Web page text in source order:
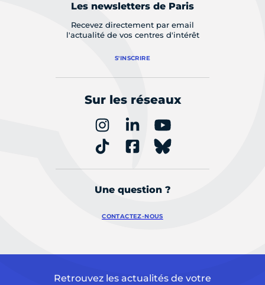
Les newsletters de Paris
Recevez directement par email
l'actualité de vos centres d'intérêt
S'INSCRIRE
Sur les réseaux
Une question ?
CONTACTEZ-NOUS
Retrouvez les actualités de votre